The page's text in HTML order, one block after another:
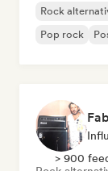
Rock
Pop rock
> 900